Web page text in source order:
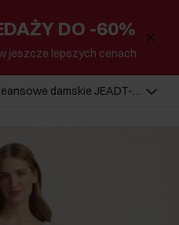
DO -60%
jeszcze lepszych cenach
damskie JEADT-